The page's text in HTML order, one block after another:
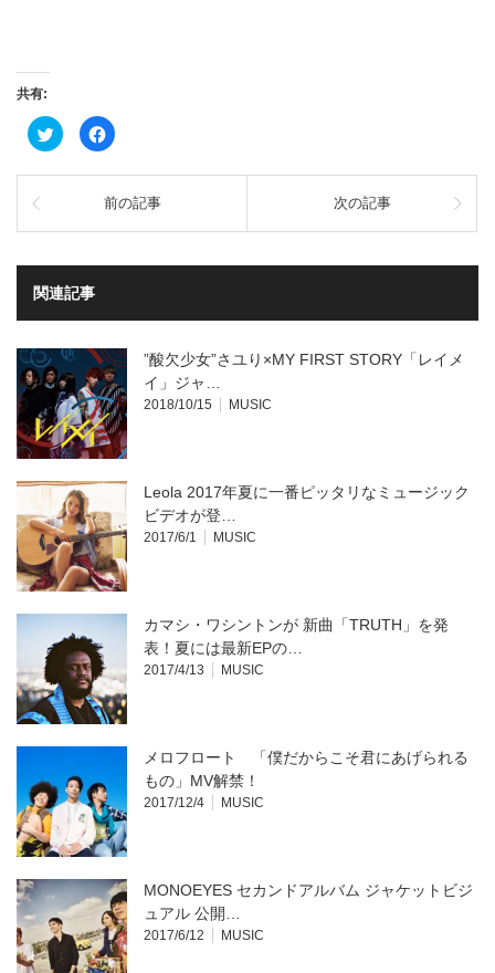
共有:
ク
リ
共
(新
い
ウ
ウ
で
開
き
ま
す)
Facebook
で
る
に
ク
ッ
い
(新
し
い
ウ
ィ
ン
ド
ウ
開
ま
す)
前の記事 次の記事
関連記事
”酸欠少女”さユり×MY FIRST STORY「レイメ
イ」ジャ…
2018/10/15 MUSIC
Leola 2017年夏に一番ピッタリなミュージック
ビデオが登…
2017/6/1 MUSIC
カマシ・ワシントンが 新曲「TRUTH」を発
表！夏には最新EPの…
2017/4/13 MUSIC
メロフロート 「僕だからこそ君にあげられる
もの」MV解禁！
2017/12/4 MUSIC
MONOEYES セカンドアルバム ジャケットビジ
ュアル 公開…
2017/6/12 MUSIC